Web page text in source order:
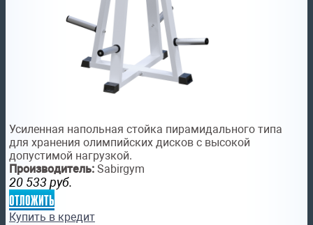
Усиленная напольная стойка пирамидального типа
для хранения олимпийских дисков с высокой
допустимой нагрузкой.
Производитель: Sabirgym
20 533 руб.
отложить
Купить в кредит